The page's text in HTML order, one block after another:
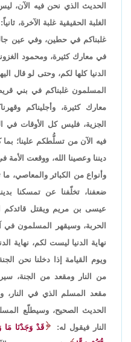
الحديث الذي نحن فيه الآن،
الغلبة الحقيقية غلبة الآخرة،
غلبناكم في حطين، وفي عين
في معارك كثيرة، ومحمود
الدنيا كلها لكم، وحتى لو قال
المسلمون غلبناكم في بني
معارك كثيرة، وأجليناكم
الجزية، فليس كل الأوقات في
فيه الآن من تسلُّطكم علينا؛ بما
ديننا وعصينا الله، ووقعت
وأنواع من الكبائر والمعاصي،
ضعفنا، تخلّفنا عن تمسكنا
عيسى بن مريم ويقتل قائدكم
الحربة، وسيقهر المسلمون في
نهاية الدنيا ليست لكم، نهاية
ويوم القيامة إذا دخلنا نحن
من النار ومقعد من الجنة،
مقعد المسلم الذي في النار،
الحديث الصحيح، وسيطلّع
النار فيقول له:
قَدْ وَجَدْنَا مَا